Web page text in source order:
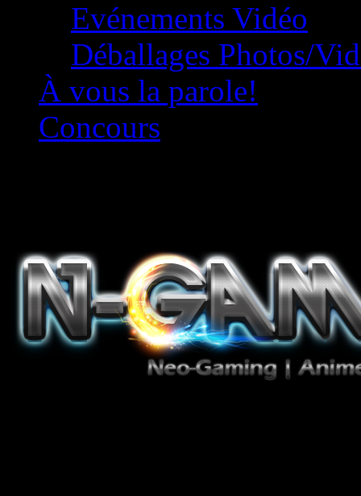
Evénements Vidéo
Déballages Photos/
À vous la parole!
Concours